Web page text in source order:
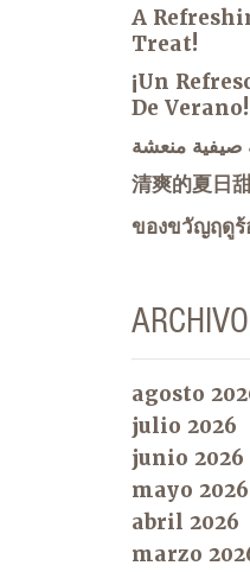
A
Treat!
¡Un
De Verano!
清爽的夏日
ของขวัญฤดู
ARCHIVO
agosto
julio 2026
junio 2026
mayo 2026
abril 2026
marzo